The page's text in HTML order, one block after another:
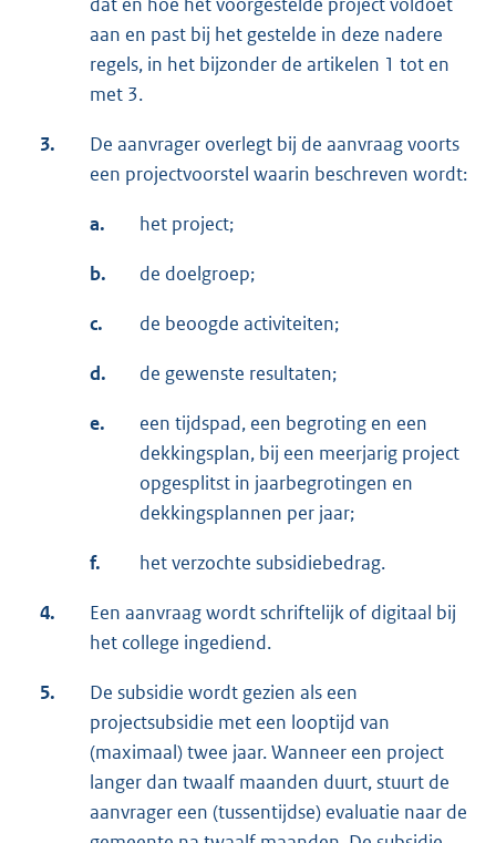
aan en past bij het gestelde in deze nadere
regels, in het bijzonder de artikelen 1 tot en
met 3.
3.
De aanvrager overlegt bij de aanvraag voorts
een projectvoorstel waarin beschreven wordt:
a. het project;
b. de doelgroep;
c. de beoogde activiteiten;
d. de gewenste resultaten;
e.
een tijdspad, een begroting en een
dekkingsplan, bij een meerjarig project
opgesplitst in jaarbegrotingen en
dekkingsplannen per jaar;
f. het verzochte subsidiebedrag.
4.
Een aanvraag wordt schriftelijk of digitaal bij
het college ingediend.
5.
De subsidie wordt gezien als een
projectsubsidie met een looptijd van
(maximaal) twee jaar. Wanneer een project
langer dan twaalf maanden duurt, stuurt de
aanvrager een (tussentijdse) evaluatie naar de